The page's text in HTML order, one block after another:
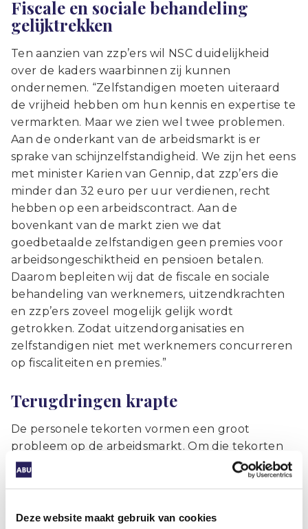
Deze website maakt gebruik van cookies
Fiscale en sociale behandeling
gelijktrekken
Ten aanzien van zzp’ers wil NSC duidelijkheid
over de kaders waarbinnen zij kunnen
ondernemen. “Zelfstandigen moeten uiteraard
de vrijheid hebben om hun kennis en expertise te
vermarkten. Maar we zien wel twee problemen.
Aan de onderkant van de arbeidsmarkt is er
sprake van schijnzelfstandigheid. We zijn het eens
met minister Karien van Gennip, dat zzp’ers die
minder dan 32 euro per uur verdienen, recht
hebben op een arbeidscontract. Aan de
bovenkant van de markt zien we dat
goedbetaalde zelfstandigen geen premies voor
arbeidsongeschiktheid en pensioen betalen.
Daarom bepleiten wij dat de fiscale en sociale
behandeling van werknemers, uitzendkrachten
en zzp’ers zoveel mogelijk gelijk wordt
getrokken. Zodat uitzendorganisaties en
zelfstandigen niet met werknemers concurreren
op fiscaliteiten en premies.”
Terugdringen krapte
De personele tekorten vormen een groot
probleem op de arbeidsmarkt. Om die tekorten
terug te dringen, wil NSC aan een aantal
knoppen draaien. “Allereerst moet het gaan
grote kans op een verblijfstatus moeten sneller